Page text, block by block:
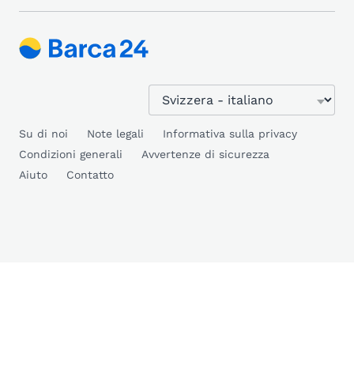
Su di noi Note legali
Informativa sulla privacy
Condizioni generali
Avvertenze di sicurezza
Aiuto
Contatto